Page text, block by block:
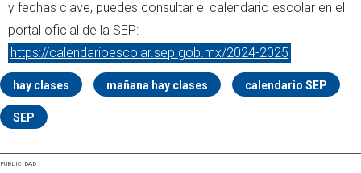
y fechas clave, puedes consultar el calendario escolar en el
portal oficial de la SEP:
https://calendarioescolar.sep.gob.mx/2024-2025
hay clases mañana hay clases calendario SEP
SEP
PUBLICIDAD